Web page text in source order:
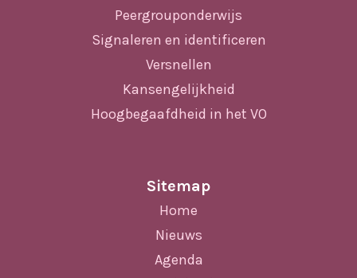
Peergrouponderwijs
Signaleren en identificeren
Versnellen
Kansengelijkheid
Hoogbegaafdheid in het VO
Sitemap
Home
Nieuws
Agenda